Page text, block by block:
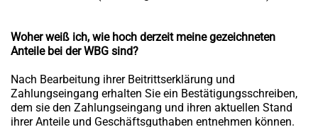
Woher weiß ich, wie hoch derzeit meine gezeichneten
Anteile bei der WBG sind?
Nach Bearbeitung ihrer Beitrittserklärung und
Zahlungseingang erhalten Sie ein Bestätigungsschreiben,
dem sie den Zahlungseingang und ihren aktuellen Stand
ihrer Anteile und Geschäftsguthaben entnehmen können.